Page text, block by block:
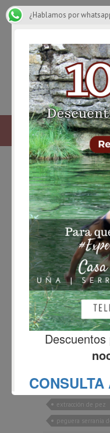
peguera
BLOG
La vieja
Fernando
10 Comments
Te explicamos el
peguera de Uña.
peguera en la
extracción de pez
peguera serrania
¿Hablamos por